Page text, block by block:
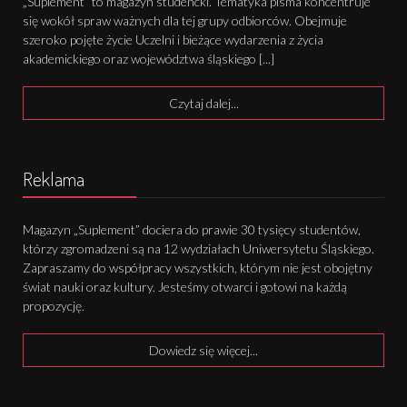
się wokół spraw ważnych dla tej grupy odbiorców. Obejmuje
szeroko pojęte życie Uczelni i bieżące wydarzenia z życia
akademickiego oraz województwa śląskiego [...]
Czytaj dalej...
Reklama
Magazyn „Suplement” dociera do prawie 30 tysięcy studentów,
którzy zgromadzeni są na 12 wydziałach Uniwersytetu Śląskiego.
Zapraszamy do współpracy wszystkich, którym nie jest obojętny
świat nauki oraz kultury. Jesteśmy otwarci i gotowi na każdą
propozycję.
Dowiedz się więcej...